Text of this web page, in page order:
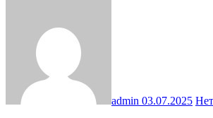
admin 03.07.2025